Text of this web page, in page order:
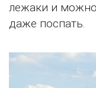
лежаки и
даже поспать.